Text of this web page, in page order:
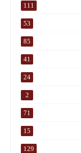
111
53
85
41
24
2
71
15
129